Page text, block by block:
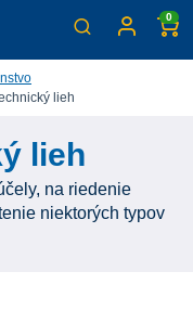
0
lieh
lieh
na riedenie
niektorých typov